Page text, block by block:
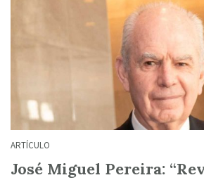
ARTÍCULO
José Miguel Pereira: